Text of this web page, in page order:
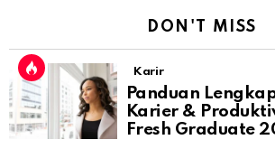
DON'T MISS
Karir
Panduan
Karier &
Fresh Graduate